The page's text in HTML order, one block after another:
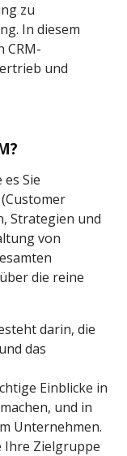
zu
In diesem
CRM-
und
Sie
Strategien und
von
die reine
darin, die
das
Einblicke in
und in
Unternehmen.
Ihre Zielgruppe